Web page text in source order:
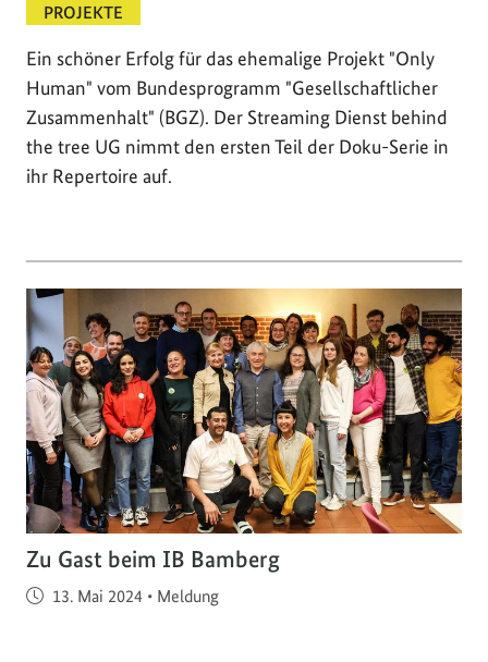
PROJEKTE
Ein schöner Erfolg für das ehemalige Projekt "Only
Human" vom Bundesprogramm "Gesellschaftlicher
Zusammenhalt" (BGZ). Der Streaming Dienst behind
the tree UG nimmt den ersten Teil der Doku-Serie in
ihr Repertoire auf.
Zu Gast beim IB Bamberg
Veröffentlicht am
13. Mai 2024 • Meldung